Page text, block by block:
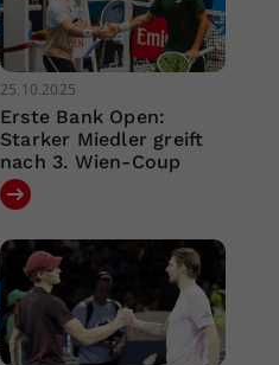
25.10.2025
Erste Bank Open:
Starker Miedler greift
nach 3. Wien-Coup